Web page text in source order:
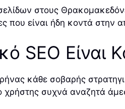
στους
που είναι ήδη κοντά στην
SEO
κάθε σοβαρής
συχνά αναζητά